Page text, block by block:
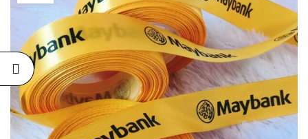
HAMPERS
BUNGA
August 19,
2023
No
Comments
PITA
SABLON:
KREATIVITAS